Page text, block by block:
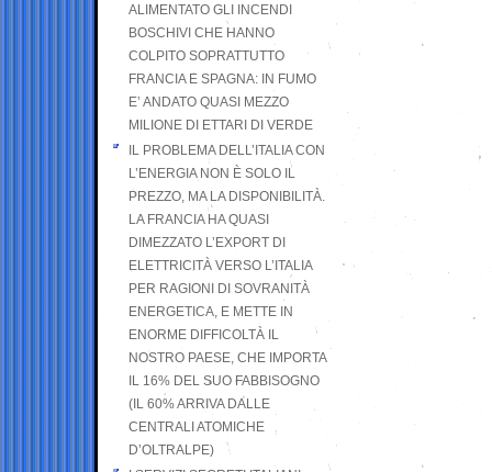
ALIMENTATO GLI INCENDI
BOSCHIVI CHE HANNO
COLPITO SOPRATTUTTO
FRANCIA E SPAGNA: IN FUMO
E’ ANDATO QUASI MEZZO
MILIONE DI ETTARI DI VERDE
IL PROBLEMA DELL’ITALIA CON
L’ENERGIA NON È SOLO IL
PREZZO, MA LA DISPONIBILITÀ.
LA FRANCIA HA QUASI
DIMEZZATO L’EXPORT DI
ELETTRICITÀ VERSO L’ITALIA
PER RAGIONI DI SOVRANITÀ
ENERGETICA, E METTE IN
ENORME DIFFICOLTÀ IL
NOSTRO PAESE, CHE IMPORTA
IL 16% DEL SUO FABBISOGNO
(IL 60% ARRIVA DALLE
CENTRALI ATOMICHE
D’OLTRALPE)